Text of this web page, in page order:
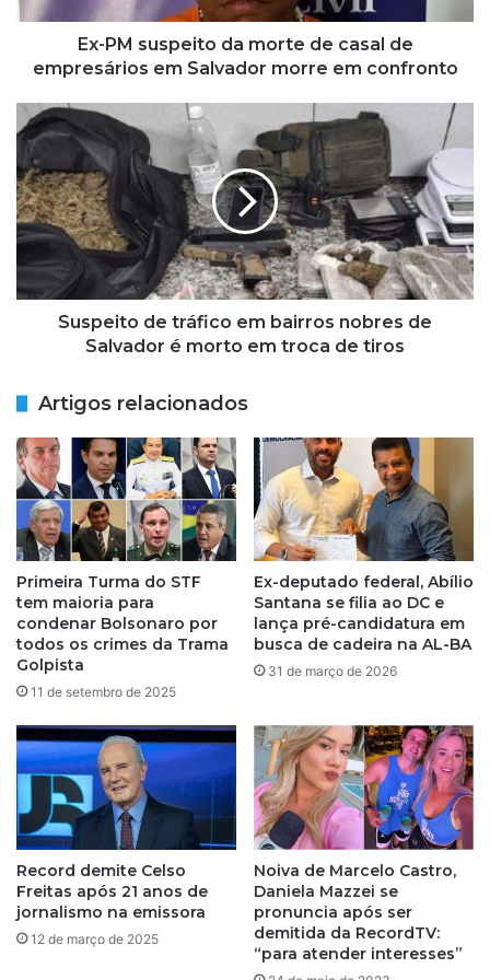
p
d
m
o
r
t
d
a
d
e
e
m
p
e
s
á
r
i
s
e
m
l
v
a
d
o
Ex-PM suspeito da morte de casal de
empresários em Salvador morre em confronto
u
p
e
i
d
f
i
c
o
e
m
b
a
i
r
r
o
s
o
b
r
d
e
S
a
l
Suspeito de tráfico em bairros nobres de
Salvador é morto em troca de tiros
Artigos relacionados
Primeira Turma do STF
tem maioria para
condenar Bolsonaro por
todos os crimes da Trama
Golpista
11 de setembro de 2025
Ex-deputado federal, Abílio
Santana se filia ao DC e
lança pré-candidatura em
busca de cadeira na AL-BA
31 de março de 2026
Record demite Celso
Freitas após 21 anos de
jornalismo na emissora
12 de março de 2025
Noiva de Marcelo Castro,
Daniela Mazzei se
pronuncia após ser
demitida da RecordTV:
“para atender interesses”